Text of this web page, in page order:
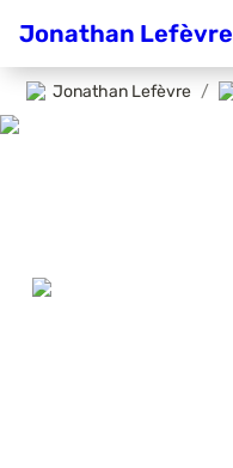
Jonathan Lefèvre
Jonathan Lefèvre /